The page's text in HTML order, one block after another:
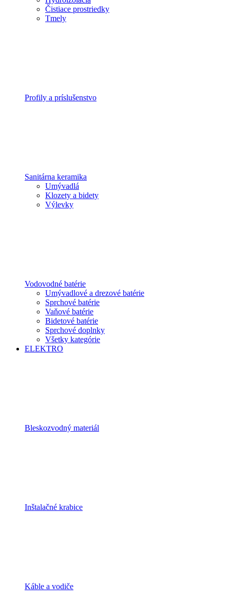
Čistiace prostriedky
Tmely
Profily a príslušenstvo
Sanitárna keramika
Umývadlá
Klozety a bidety
Výlevky
Vodovodné batérie
Umývadlové a drezové batérie
Sprchové batérie
Vaňové batérie
Bidetové batérie
Sprchové doplnky
Všetky kategórie
ELEKTRO
Bleskozvodný materiál
Inštalačné krabice
Káble a vodiče